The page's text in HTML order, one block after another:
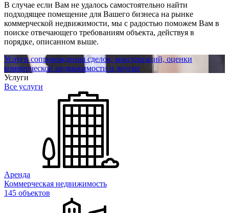
В случае если Вам не удалось самостоятельно найти
подходящее помещение для Вашего бизнеса на рынке
коммерческой недвижимости, мы с радостью поможем Вам в
поиске отвечающего требованиям объекта, действуя в
порядке, описанном выше.
Услуги сопровождения сделок, консультаций, оценки
коммерческой недвижимости и другие
Услуги
Все услуги
Аренда
Коммерческая недвижимость
145 объектов